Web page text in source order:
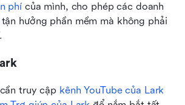
phí của mình, cho phép các doanh
hưởng phần mềm mà không phải
truy cập kênh YouTube của Lark